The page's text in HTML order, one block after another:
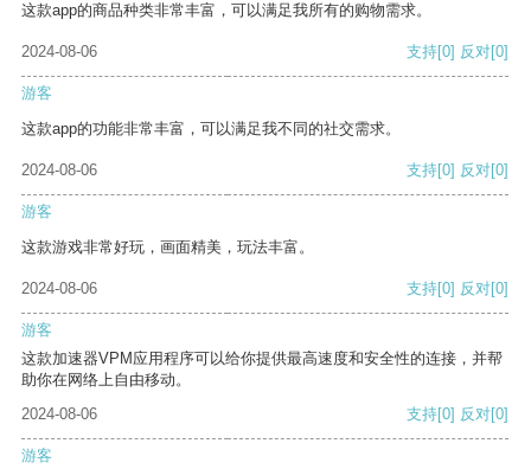
这款app的商品种类非常丰富，可以满足我所有的购物需求。
2024-08-06 支持[0] 反对[0]
游客
这款app的功能非常丰富，可以满足我不同的社交需求。
2024-08-06 支持[0] 反对[0]
游客
这款游戏非常好玩，画面精美，玩法丰富。
2024-08-06 支持[0] 反对[0]
游客
这款加速器VPM应用程序可以给你提供最高速度和安全性的连接，并帮
助你在网络上自由移动。
2024-08-06
支持[0] 反对[0]
游客